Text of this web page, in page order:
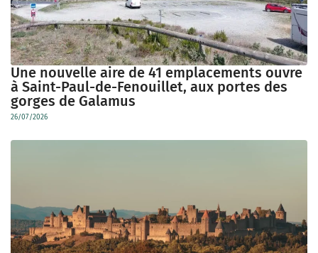
Une nouvelle aire de 41 emplacements ouvre
à Saint-Paul-de-Fenouillet, aux portes des
gorges de Galamus
26/07/2026